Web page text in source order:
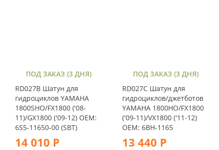
ПОД ЗАКАЗ (3 ДНЯ)
RD027B Шатун для
гидроциклов YAMAHA
1800SHO/FX1800 ('08-
11)/GX1800 ('09-12) OEM:
6S5-11650-00 (SBT)
14 010 Р
ПОД ЗАКАЗ (3 ДНЯ)
RD027C Шатун для
гидроциклов/джетботов
YAMAHA 1800HO/FX1800
('09-11)/VX1800 ('11-12)
OEM: 6BH-1165
13 440 Р